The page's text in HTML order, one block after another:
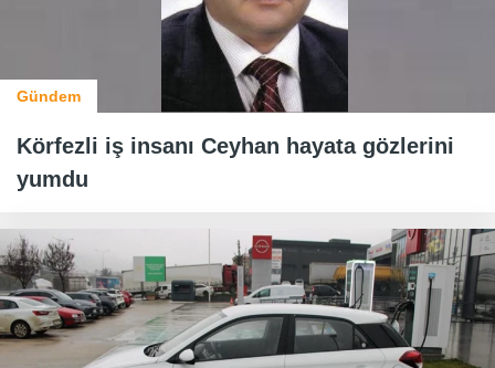
Gündem
Körfezli iş insanı Ceyhan hayata gözlerini
yumdu